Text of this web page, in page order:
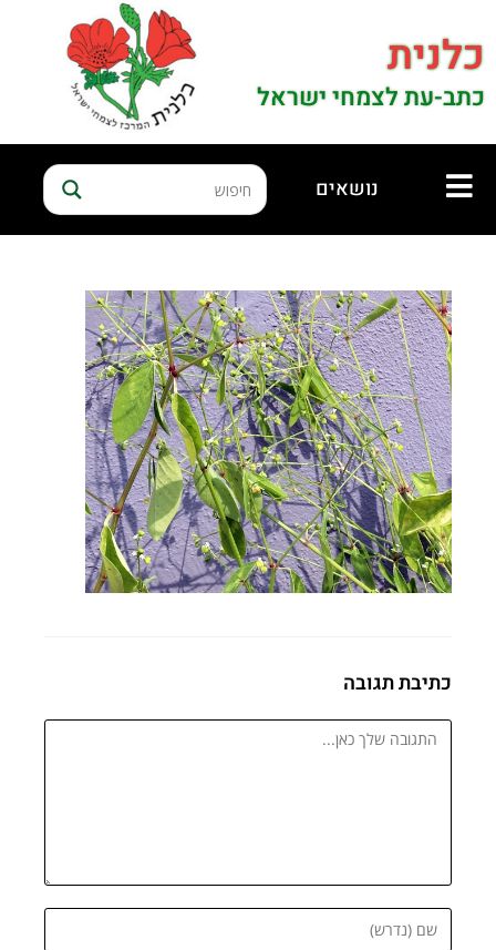
כלנית
כתב-עת לצמחי ישראל
נושאים
כתיבת תגובה